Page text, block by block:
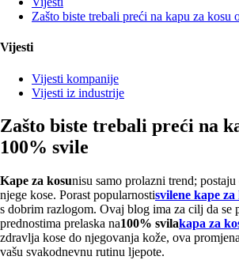
Zašto biste trebali preći na kapu za kosu
Vijesti
Vijesti kompanije
Vijesti iz industrije
Zašto biste trebali preći na
100% svile
Kape za kosunisu samo prolazni trend;
njege kose. Porast popularnostisvilene kape za
s dobrim razlogom. Ovaj blog ima za cilj da se
prednostima prelaska na100% svilakapa za
zdravlja kose do njegovanja kože, ova
vašu svakodnevnu rutinu ljepote.